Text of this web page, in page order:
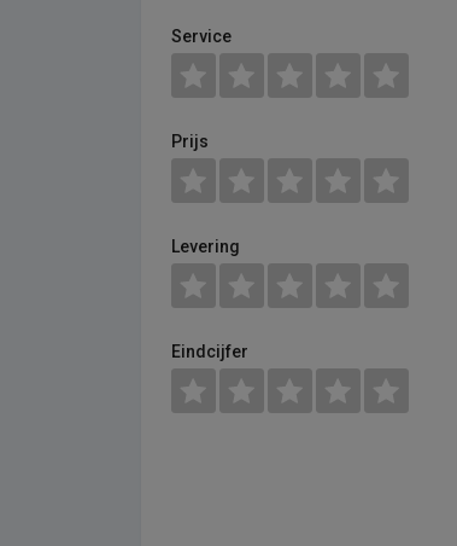
Service
Prijs
Levering
Eindcijfer